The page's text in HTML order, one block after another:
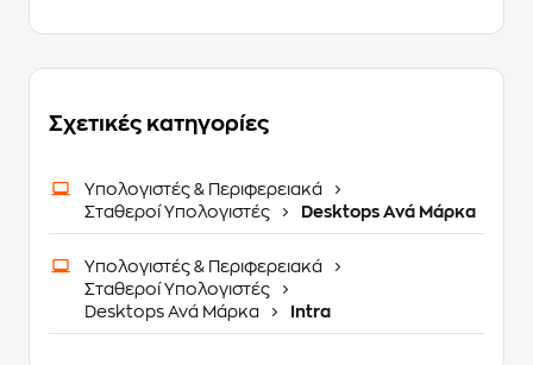
Σχετικές κατηγορίες
Υπολογιστές & Περιφερειακά
Σταθεροί Υπολογιστές
Desktops Ανά Μάρκα
Υπολογιστές & Περιφερειακά
Σταθεροί Υπολογιστές
Desktops Ανά Μάρκα
Intra